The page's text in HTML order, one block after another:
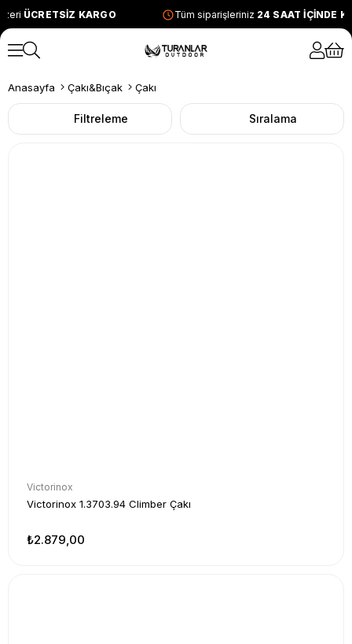
ÜCRETSİZ KARGO Tüm siparişleriniz24 SAAT İÇİNDE
Anasayfa Çakı&Bıçak Çakı
Filtreleme Sıralama
Victorinox
Victorinox 1.3703.94 Climber Çakı
₺2.879,00